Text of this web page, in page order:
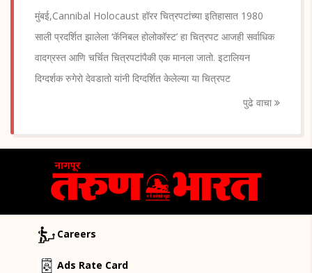
मुंबई,Cannibal Holocaust हॉरर चित्रपटांच्या इतिहासात 1980
साली प्रदर्शित झालेला ‘कॅनिबल होलोकॉस्ट’ हा चित्रपट आजही सर्वाधिक
वादग्रस्त आणि चर्चित चित्रपटांपैकी एक मानला जातो. इटालियन
दिग्दर्शक रुगेरो देवडातो यांनी दिग्दर्शित केलेल्या या चित्रपट
पुढे वाचा
Careers
Ads Rate Card